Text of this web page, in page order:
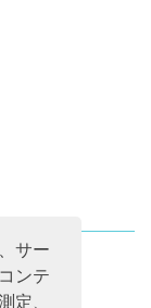
サー
ンテ
定、